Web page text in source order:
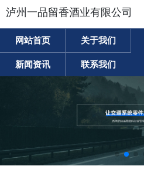
泸州一品留香酒业有限公司
网站首页 关于我们
新闻资讯 联系我们